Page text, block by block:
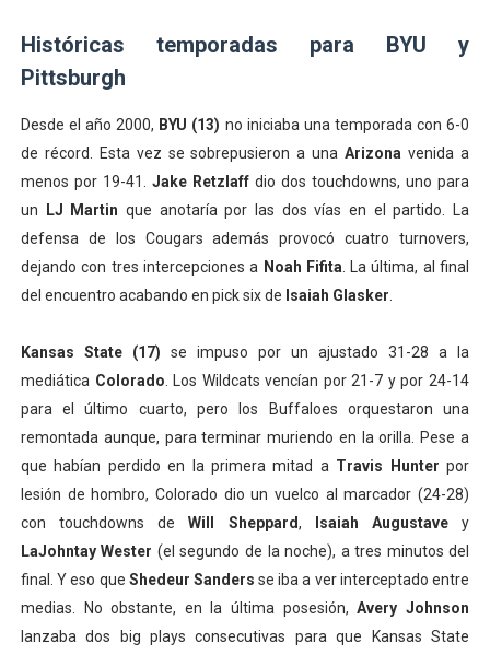
Históricas temporadas para BYU y
Pittsburgh
Desde el año 2000, BYU (13) no iniciaba una temporada con 6-0
de récord. Esta vez se sobrepusieron a unaArizona venida a
menos por 19-41. Jake Retzlaff dio dos touchdowns, uno para
un
LJ Martin que anotaría por las dos vías en el partido. La
defensa de los Cougars además provocó cuatro turnovers,
dejando con tres intercepciones a Noah Fifita . La última, al final
del encuentro acabando en pick six de Isaiah Glasker
Kansas State (17) se impuso por un ajustado 31-28 a la
mediática Colorado . Los Wildcats vencían por 21-7 y por 24-14
para el último cuarto, pero los Buffaloes orquestaron una
remontada aunque, para terminar muriendo en la orilla. Pese a
que habían perdido en la primera mitad a Travis Hunter por
lesión de hombro, Colorado dio un vuelco al marcador (24-28)
con touchdowns deWill Sheppard, Isaiah Augustavey
LaJohntay Wester (el segundo de la noche), a tres minutos del
final. Y eso que Shedeur Sanders se iba a ver interceptado entre
medias. No obstante, en la última posesión,Avery Johnson
lanzaba dos big plays consecutivas para que Kansas State